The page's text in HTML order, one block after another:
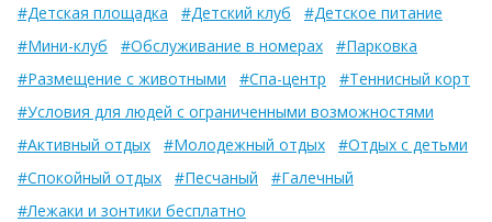
#Детская площадка
#Детский клуб
#Детское питание
#Мини-клуб
#Обслуживание в номерах
#Парковка
#Размещение с животными
#Спа-центр
#Теннисный корт
#Условия для людей с ограниченными возможностями
#Активный отдых
#Молодежный отдых
#Отдых с детьми
#Спокойный отдых
#Песчаный
#Галечный
#Лежаки и зонтики бесплатно